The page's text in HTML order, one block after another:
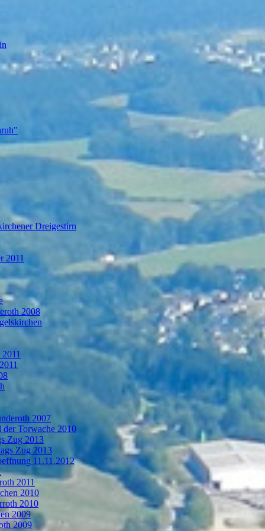
Dreigestirn
2011
2008
2007
Torwache 2010
Zug 2013
Zug 2013
11.11.2012
2011
2010
2010
2009
2009